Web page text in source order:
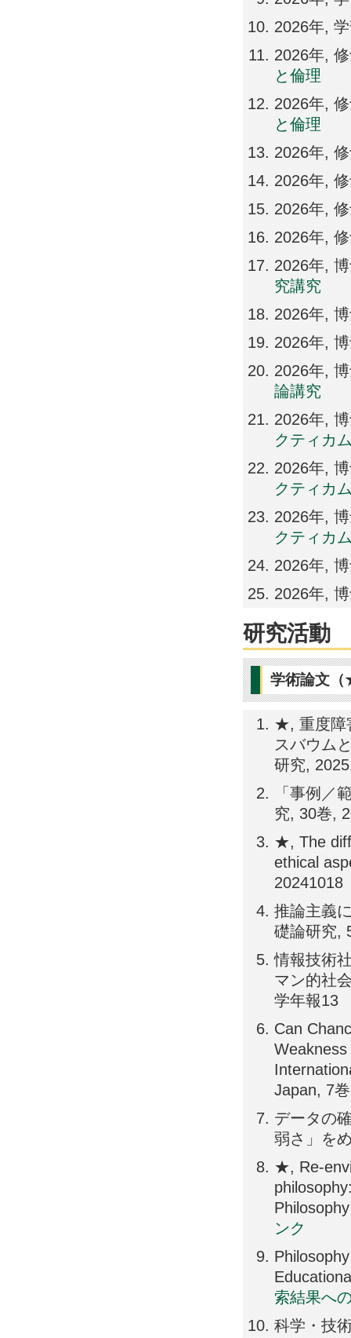
2026年,
2026年,
と倫理
2026年,
と倫理
2026年,
2026年,
2026年,
2026年,
2026年,
究講究
2026年,
2026年,
2026年,
論講究
2026年,
クティカ
2026年,
クティカ
2026年,
クティカ
2026年,
2026年,
研究活動
学術論文
★, 重度障
スバウム
研究,
「事例／
究, 30巻,
★, The
ethical
20241018
推論主義
礎論研究,
情報技術
マン的社
学年報13
Can
Japan, 7
データの
弱さ」を
★, Re-
ンク
索結果へ
科学・技